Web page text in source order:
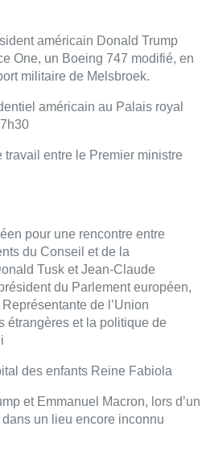
américain Donald Trump
One, un Boeing 747 modifié, en
militaire de Melsbroek.
américain au Palais royal
entre le Premier ministre
pour une rencontre entre
du Conseil et de la
Tusk et Jean-Claude
du Parlement européen,
de l’Union
étrangères et la politique de
des enfants Reine Fabiola
et Emmanuel Macron, lors d’un
un lieu encore inconnu